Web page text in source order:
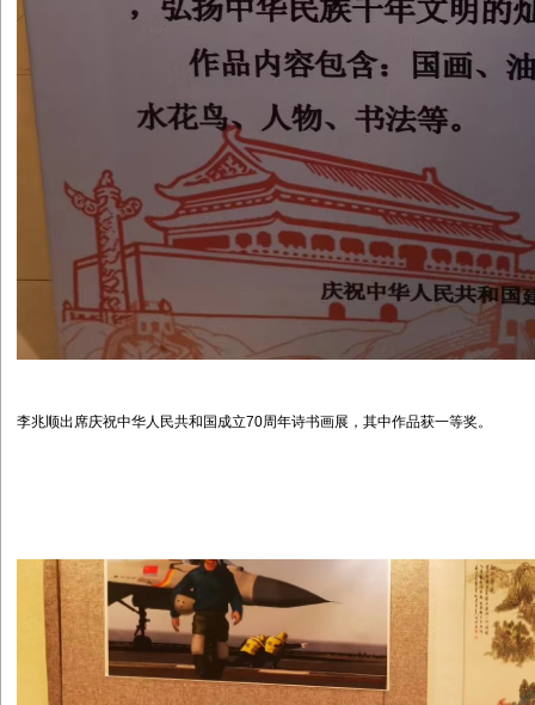
李兆顺出席庆祝中华人民共和国成立70周年诗书画展，其中作品获一等奖。